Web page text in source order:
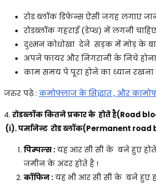
रोड ब्लॉक डिफेन्स ऐसी जगह लगाए
रोडब्लॉक गहराई (डेप्थ) में लगनी चाहिए
दुश्मन कोधोखा देने सड़क में मोड़ के
अपने फायर और निगरानी के निचे होना
काम समय पे पूरा होने का ध्यान रखना
जरुर पढ़े : कमोफ्लाज के सिद्धांत , और
4. रोडब्लॉक कितने प्रकार के होते है(Road
(i). पर्मानेन्ट रोड ब्लॉक(Permanent
पिम्पल्स :यह आर सी सी के बने हुए
जमीन के अंदर होते है !
कॉफिन :यह भी आर सी सी के बने हुए